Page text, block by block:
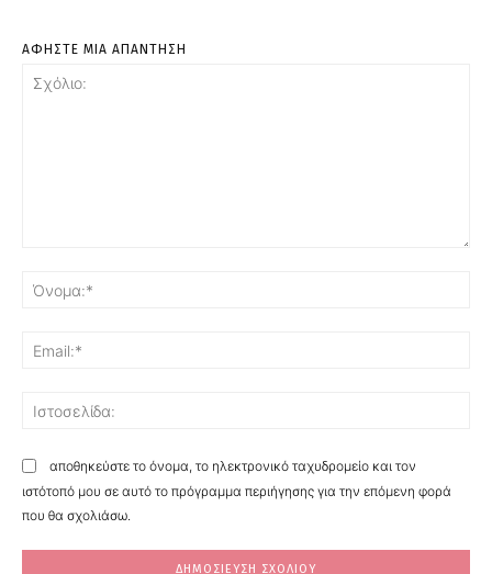
ΑΦΗΣΤΕ ΜΙΑ ΑΠΑΝΤΗΣΗ
αποθηκεύστε το όνομα, το ηλεκτρονικό ταχυδρομείο και τον
ιστότοπό μου σε αυτό το πρόγραμμα περιήγησης για την επόμενη φορά
που θα σχολιάσω.